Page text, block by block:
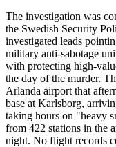
The investigation was
the Swedish Security
investigated leads
military anti-sabotage
with protecting high-
the day of the murder.
Arlanda airport that
base at Karlsborg,
taking hours on "heavy
from 422 stations in the
night. No flight records